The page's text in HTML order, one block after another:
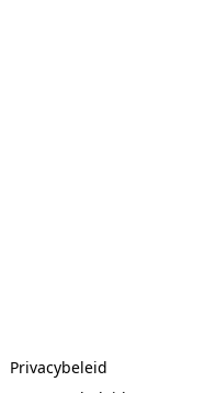
Privacybeleid